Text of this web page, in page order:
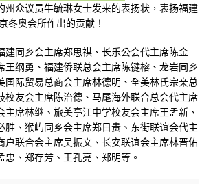
州众议员牛毓琳女士发来的表扬状，表扬福建
冬奥会所作出的贡献！
建同乡会主席郑思祺、长乐公会代主席陈金
王纲勇、福建侨联总会主席陈键榕、龙岩同乡
国际贸易总商会主席林德明、全美林氏宗亲总
校友会主席陈治德、马尾海外联合总会代主席
主席林继、旅美亭江中学校友会主席王孟新、
胜、猴屿同乡会主席郑日贵、东街联谊会代主
户联合会主席吴振文、长安联谊会主席林晋佑
忠、郑存芳、王孔亮、郑明等。